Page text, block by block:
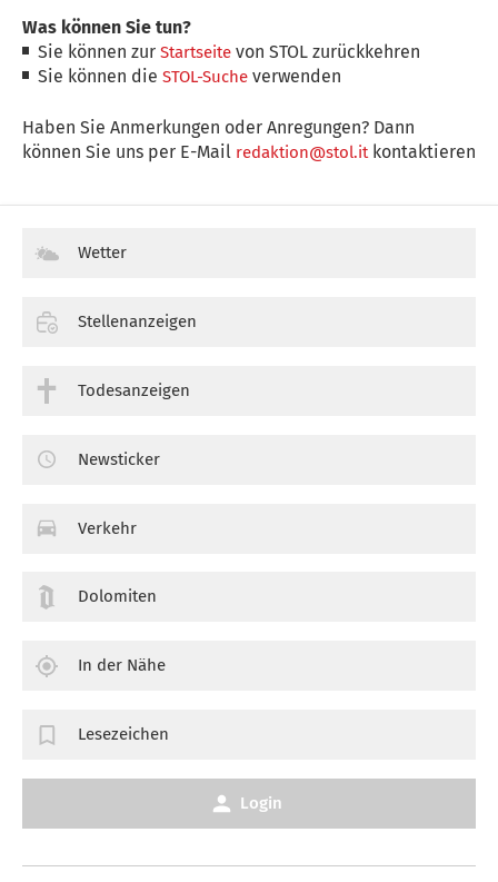
Was können Sie tun?
Sie können zurStartseite von STOL zurückkehren
Sie können dieSTOL-Suche verwenden
Haben Sie Anmerkungen oder Anregungen? Dann
können Sie uns per E-Mail redaktion@stol.itkontaktieren
Wetter
Stellenanzeigen
Todesanzeigen
Newsticker
Verkehr
Dolomiten
In der Nähe
Lesezeichen
Login